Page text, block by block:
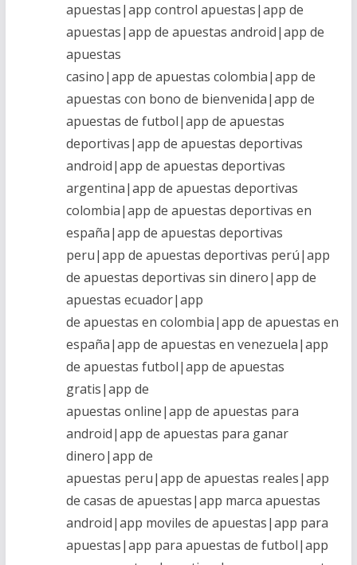
apuestas|app control apuestas|app de
apuestas|app de apuestas android|app de
apuestas
casino|app de apuestas colombia|app de
apuestas con bono de bienvenida|app de
apuestas de futbol|app de apuestas
deportivas|app de apuestas deportivas
android|app de apuestas deportivas
argentina|app de apuestas deportivas
colombia|app de apuestas deportivas en
españa|app de apuestas deportivas
peru|app de apuestas deportivas perú|app
de apuestas deportivas sin dinero|app de
apuestas ecuador|app
de apuestas en colombia|app de apuestas en
españa|app de apuestas en venezuela|app
de apuestas futbol|app de apuestas
gratis|app de
apuestas online|app de apuestas para
android|app de apuestas para ganar
dinero|app de
apuestas peru|app de apuestas reales|app
de casas de apuestas|app marca apuestas
android|app moviles de apuestas|app para
apuestas|app para apuestas de futbol|app